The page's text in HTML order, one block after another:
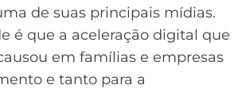
de suas principais mídias.
é que a aceleração digital que
em famílias e empresas
e tanto para a